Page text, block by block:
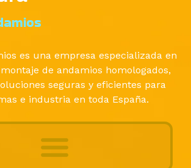
es una empresa especializada en
de andamios homologados,
seguras y eficientes para
e industria en toda España.